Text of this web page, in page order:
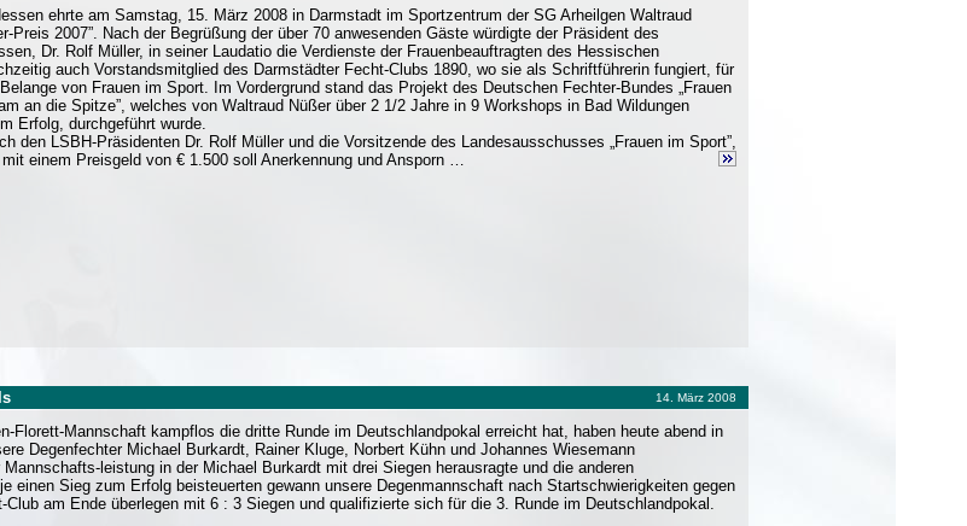
ehrte am Samstag, 15. März 2008 in Darmstadt im Sportzentrum der SG Arheilgen Waltraud
Preis 2007”. Nach der Begrüßung der über 70 anwesenden Gäste würdigte der Präsident des
Dr. Rolf Müller, in seiner Laudatio die Verdienste der Frauenbeauftragten des Hessischen
auch Vorstandsmitglied des Darmstädter Fecht-Clubs 1890, wo sie als Schriftführerin fungiert, für
von Frauen im Sport. Im Vordergrund stand das Projekt des Deutschen Fechter-Bundes „Frauen
an die Spitze”, welches von Waltraud Nüßer über 2 1/2 Jahre in 9 Workshops in Bad Wildungen
Erfolg, durchgeführt wurde.
den LSBH-Präsidenten Dr. Rolf Müller und die Vorsitzende des Landesausschusses „Frauen im Sport”,
einem Preisgeld von € 1.500 soll Anerkennung und Ansporn …
14. März 2008
Florett-Mannschaft kampflos die dritte Runde im Deutschlandpokal erreicht hat, haben heute abend in
Degenfechter Michael Burkardt, Rainer Kluge, Norbert Kühn und Johannes Wiesemann
leistung in der Michael Burkardt mit drei Siegen herausragte und die anderen
einen Sieg zum Erfolg beisteuerten gewann unsere Degenmannschaft nach Startschwierigkeiten gegen
Club am Ende überlegen mit 6 : 3 Siegen und qualifizierte sich für die 3. Runde im Deutschlandpokal.